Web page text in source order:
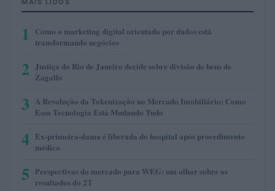
1
Como o marketing digital orientado por dados está
transformando negócios
2
Justiça do Rio de Janeiro decide sobre divisão de bens de
Zagallo
3 A Revolução da Tokenização no Mercado Imobiliário: Como
Essa Tecnologia Está Mudando Tudo
4 Ex-primeira-dama é liberada do hospital após procedimento
médico
5 Perspectivas do mercado para WEG: um olhar sobre os
resultados do 2T